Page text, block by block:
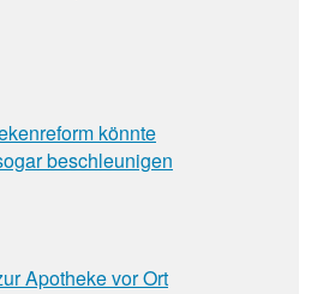
könnte
beschleunigen
Apotheke vor Ort